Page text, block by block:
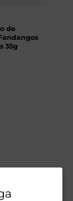
de
35g